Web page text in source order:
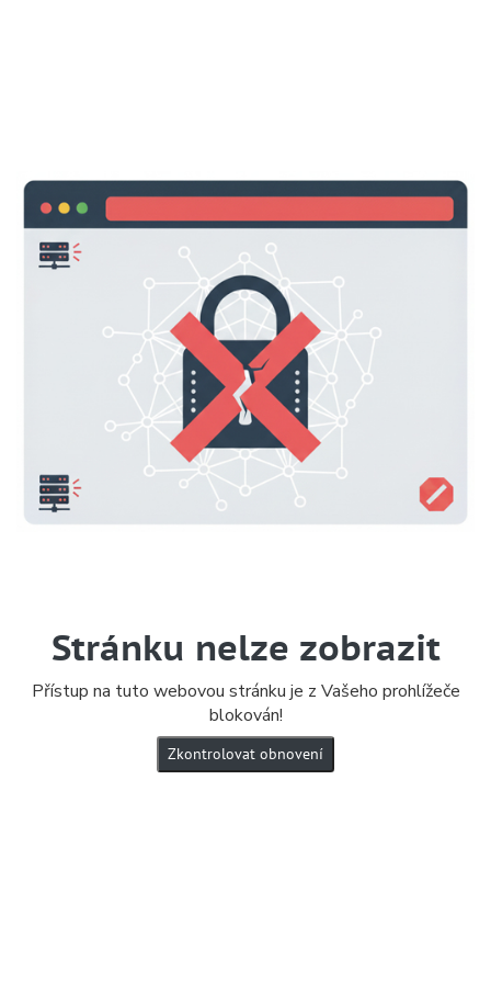
Stránku nelze zobrazit
Přístup na tuto webovou stránku je z Vašeho prohlížeče
blokován!
Zkontrolovat obnovení